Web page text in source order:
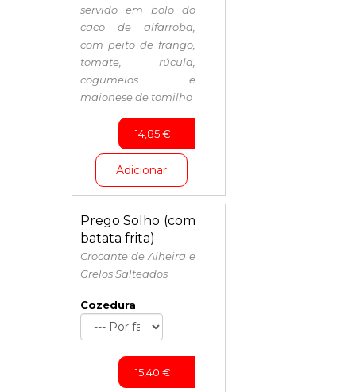
servido em bolo do
caco de alfarroba,
com peito de frango,
tomate, rúcula,
cogumelos e
maionese de tomilho
14,85€
Adicionar
Prego Solho (com
batata frita)
Crocante de Alheira e
Grelos Salteados
Cozedura
15,40 €